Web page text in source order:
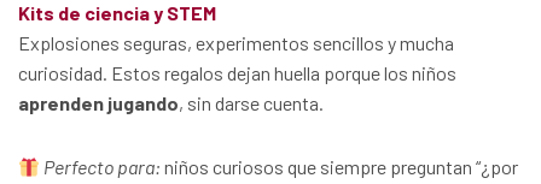
Kits de ciencia y STEM
Explosiones seguras, experimentos sencillos y mucha
curiosidad. Estos regalos dejan huella porque los niños
aprenden jugando, sin darse cuenta.
Perfecto para: niños curiosos que siempre preguntan “¿por